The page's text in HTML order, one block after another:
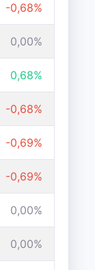
-0,68%
0,00%
0,68%
-0,68%
-0,69%
-0,69%
0,00%
0,00%